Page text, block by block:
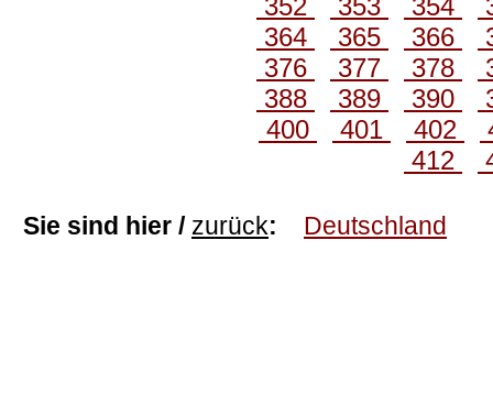
352
353 354
364
365 366
376
377 378
388
389 390
400
401 402
412
Sie sind hier / zurück: Deutschland